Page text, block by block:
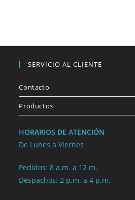
SERVICIO AL CLIENTE
Contacto
Productos
HORARIOS DE ATENCIÓN
De Lunes a Viernes
Pedidos: 8 a.m. a 12 m.
Despachos: 2 p.m. a 4 p.m.